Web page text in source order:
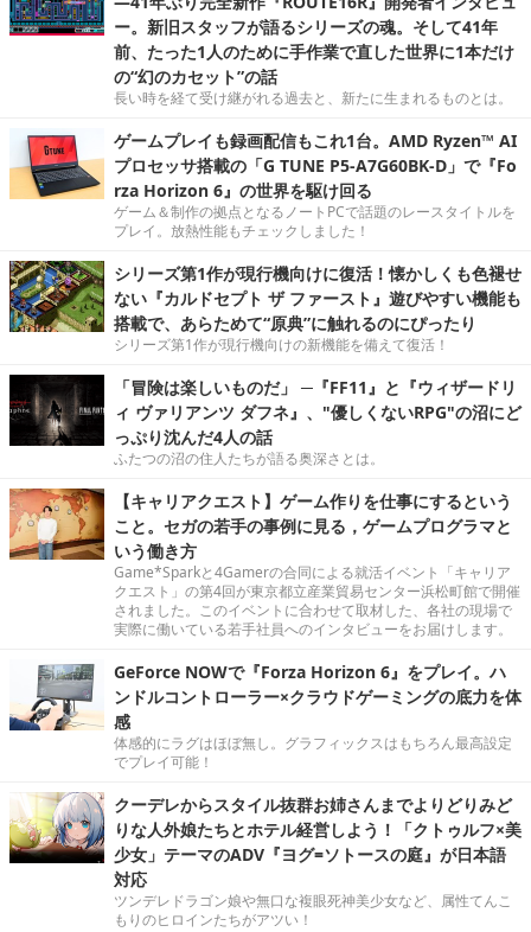
ー。新旧スタッフが語るシリーズの魂。そして41年
前、たった1人のために手作業で直した世界に1本だけ
の“幻のカセット”の話
長い時を経て受け継がれる過去と、新たに生まれるものとは。
ゲームプレイも録画配信もこれ1台。AMD Ryzen™ AI
プロセッサ搭載の「G TUNE P5-A7G60BK-D」で『Fo
rza Horizon 6』の世界を駆け回る
ゲーム＆制作の拠点となるノートPCで話題のレースタイトルを
プレイ。放熱性能もチェックしました！
シリーズ第1作が現行機向けに復活！懐かしくも色褪せ
ない『カルドセプト ザ ファースト』遊びやすい機能も
搭載で、あらためて“原典”に触れるのにぴったり
シリーズ第1作が現行機向けの新機能を備えて復活！
「冒険は楽しいものだ」 ─『FF11』と『ウィザードリ
ィ ヴァリアンツ ダフネ』、"優しくないRPG"の沼にど
っぷり沈んだ4人の話
ふたつの沼の住人たちが語る奥深さとは。
【キャリアクエスト】ゲーム作りを仕事にするという
こと。セガの若手の事例に見る，ゲームプログラマと
いう働き方
Game*Sparkと4Gamerの合同による就活イベント「キャリア
クエスト」の第4回が東京都立産業貿易センター浜松町館で開催
されました。このイベントに合わせて取材した、各社の現場で
実際に働いている若手社員へのインタビューをお届けします。
GeForce NOWで『Forza Horizon 6』をプレイ。ハ
ンドルコントローラー×クラウドゲーミングの底力を体
感
体感的にラグはほぼ無し。グラフィックスはもちろん最高設定
でプレイ可能！
クーデレからスタイル抜群お姉さんまでよりどりみど
りな人外娘たちとホテル経営しよう！「クトゥルフ×美
少女」テーマのADV『ヨグ=ソトースの庭』が日本語
対応
ツンデレドラゴン娘や無口な複眼死神美少女など、属性てんこ
もりのヒロインたちがアツい！